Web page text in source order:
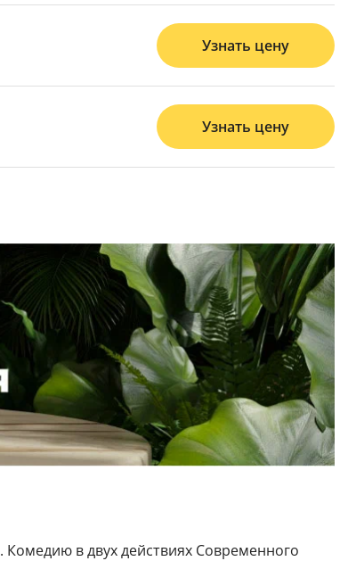
Узнать цену
Узнать цену
. Комедию в двух действиях Современного